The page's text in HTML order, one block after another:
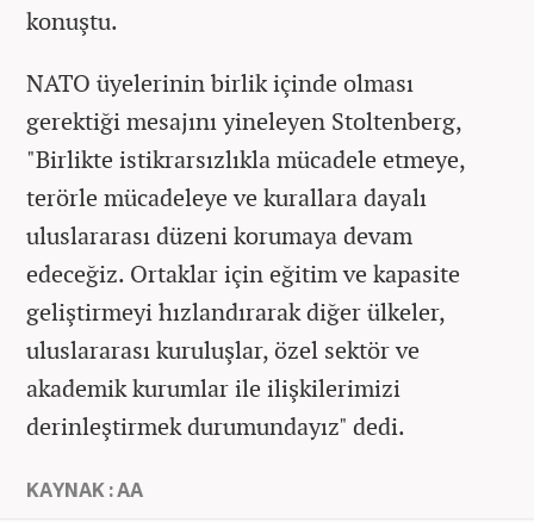
konuştu.
NATO üyelerinin birlik içinde olması
gerektiği mesajını yineleyen Stoltenberg,
"Birlikte istikrarsızlıkla mücadele etmeye,
terörle mücadeleye ve kurallara dayalı
uluslararası düzeni korumaya devam
edeceğiz. Ortaklar için eğitim ve kapasite
geliştirmeyi hızlandırarak diğer ülkeler,
uluslararası kuruluşlar, özel sektör ve
akademik kurumlar ile ilişkilerimizi
derinleştirmek durumundayız" dedi.
KAYNAK : AA